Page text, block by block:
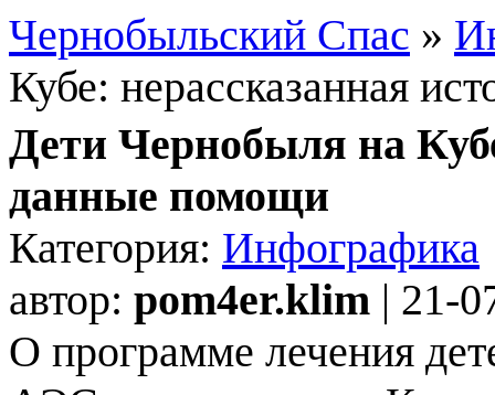
Чернобыльский Спас »
Кубе: нерассказанная
Дети Чернобыля на
данные помощи
Категория: Инфографика
автор: pom4er.klim | 21-
О программе лечения